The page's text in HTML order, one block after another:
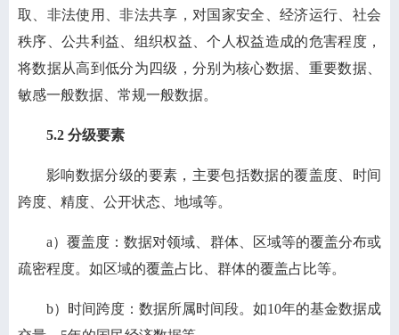
取、非法使用、非法共享，对国家安全、经济运行、社会
秩序、公共利益、组织权益、个人权益造成的危害程度，
将数据从高到低分为四级，分别为核心数据、重要数据、
敏感一般数据、常规一般数据。
5.2 分级要素
影响数据分级的要素，主要包括数据的覆盖度、时间
跨度、精度、公开状态、地域等。
a）覆盖度：数据对领域、群体、区域等的覆盖分布或
疏密程度。如区域的覆盖占比、群体的覆盖占比等。
b）时间跨度：数据所属时间段。如10年的基金数据成